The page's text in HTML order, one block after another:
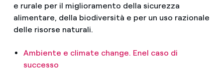
e rurale per il miglioramento della sicurezza
alimentare, della biodiversità e per un uso razionale
delle risorse naturali.
Ambiente e climate change. Enel caso di
successo